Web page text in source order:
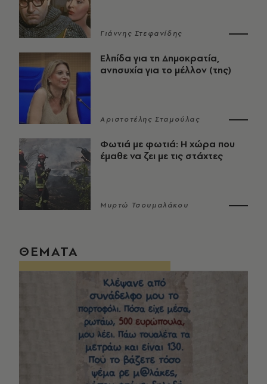
Γιάννης Στεφανίδης
Ελπίδα για τη Δημοκρατία,
ανησυχία για το μέλλον (της)
Αριστοτέλης Σταμούλας
Φωτιά με φωτιά: Η χώρα που
έμαθε να ζει με τις στάχτες
Μυρτώ Τσουμαλάκου
ΘΕΜΑΤΑ